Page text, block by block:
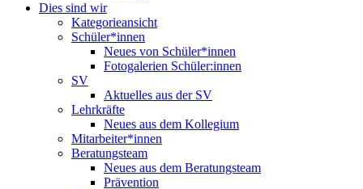
Dies sind wir
Kategorieansicht
Schüler*innen
Neues von Schüler*innen
Fotogalerien Schüler:innen
SV
Aktuelles aus der SV
Lehrkräfte
Neues aus dem Kollegium
Mitarbeiter*innen
Beratungsteam
Neues aus dem Beratungsteam
Prävention